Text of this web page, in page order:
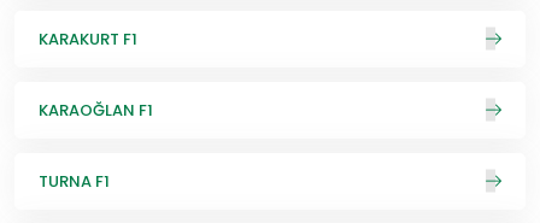
KARAKURT F1
KARAOĞLAN F1
TURNA F1